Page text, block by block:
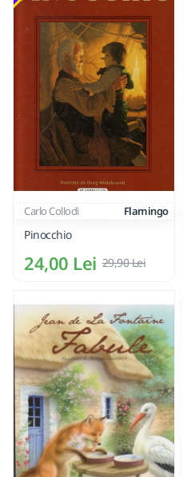
Carlo Collodi Flamingo
Pinocchio
24,00 Lei 29,90 Lei